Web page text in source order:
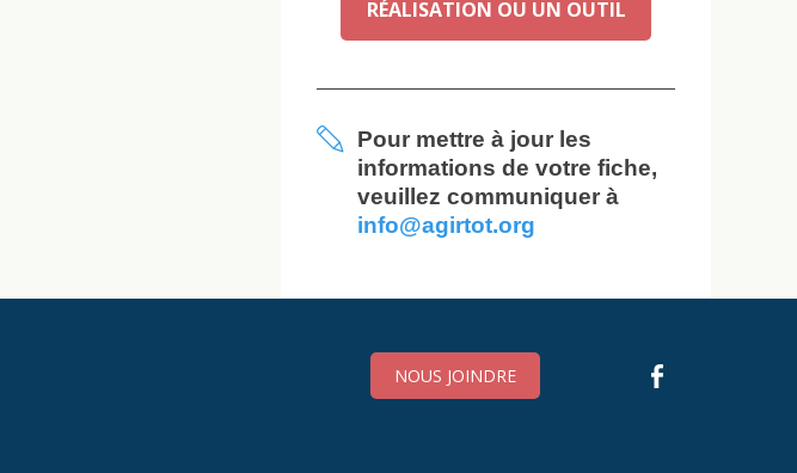
RÉALISATION OU UN OUTIL
Pour mettre à jour les
informations de votre fiche,
veuillez communiquer à
info@agirtot.org
NOUS JOINDRE